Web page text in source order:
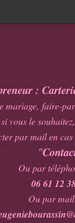
:
faire-
vous le
par mail en
"
Ou par
06 61 12
Ou par